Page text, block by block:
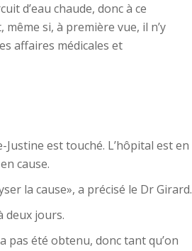
d’eau chaude, donc à ce
si, à première vue, il n’y
affaires médicales et
est touché. L’hôpital est en
cause.
la cause», a précisé le Dr Girard.
deux jours.
pas été obtenu, donc tant qu’on